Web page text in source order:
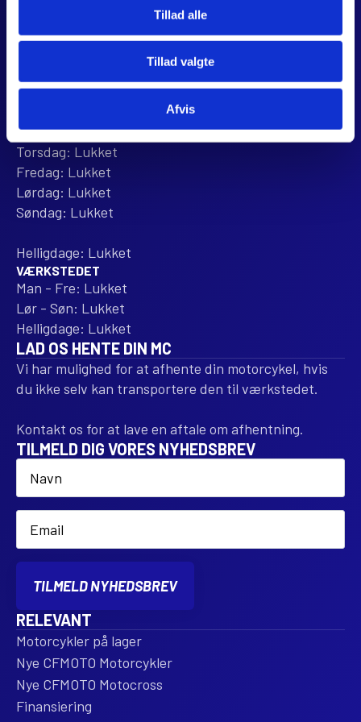
Tillad alle
Tillad valgte
Afvis
Anmeld os på Trustpilot
Mandag: 10:00 - 16:00
Onsdag: 10:00 - 16:00
Torsdag: Lukket
Fredag: Lukket
Lørdag: Lukket
Søndag: Lukket
Helligdage: Lukket
VÆRKSTEDET
Man - Fre: Lukket
Lør - Søn: Lukket
Helligdage: Lukket
LAD OS HENTE DIN MC
Vi har mulighed for at afhente din motorcykel, hvis
du ikke selv kan transportere den til værkstedet.
Kontakt os for at lave en aftale om afhentning.
TILMELD DIG VORES NYHEDSBREV
Name
Email
TILMELD NYHEDSBREV
RELEVANT
Motorcykler på lager
Nye CFMOTO Motorcykler
Nye CFMOTO Motocross
Finansiering